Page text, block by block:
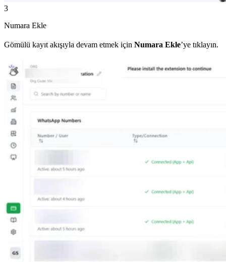
3
Numara Ekle
Gömülü kayıt akışıyla devam etmek için Numara Ekle’ye tıklayın.